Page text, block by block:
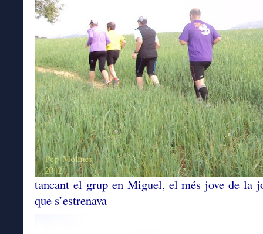
tancant el grup en Miguel, el més jove de la
que s’estrenava